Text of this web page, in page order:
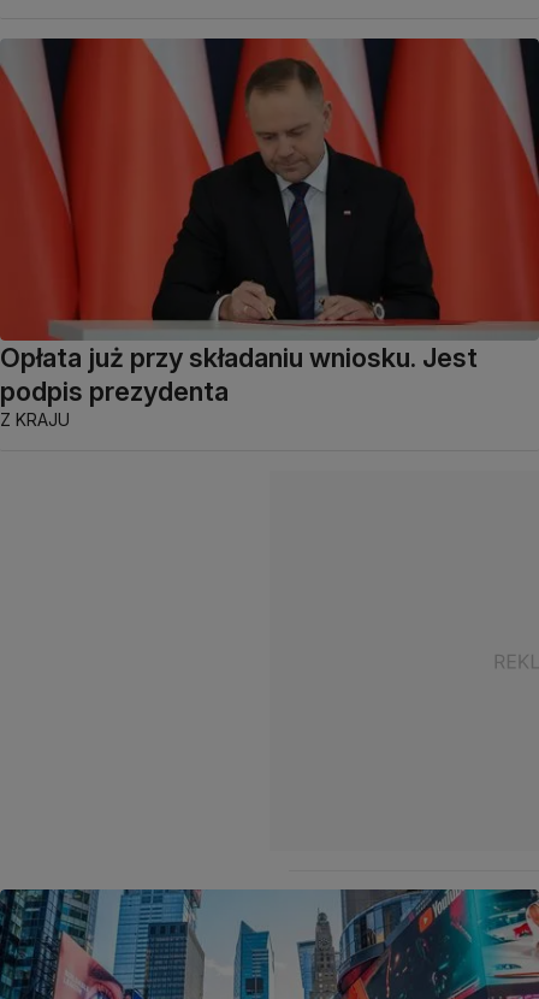
Opłata już przy składaniu wniosku. Jest
podpis prezydenta
Z KRAJU